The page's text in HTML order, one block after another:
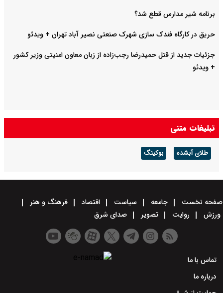
برنامه شیر مدارس قطع شد؟
حریق در کارگاه فندک سازی شهرک صنعتی نصیر آباد تهران + ویدئو
جزئیات جدید از قتل حمیدرضا رجب‌زاده از زبان معاون امنیتی وزیر کشور
+ ویدئو
تبلیغات متنی
طلای آبشده بوکینگ
صفحه نخست جامعه سیاست اقتصاد
فرهنگ و هنر
ورزش
روایت تصویر صدای شرق
تماس با ما
درباره ما